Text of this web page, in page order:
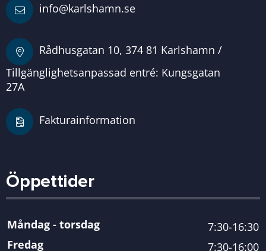
info@karlshamn.se
Rådhusgatan 10, 374 81 Karlshamn /
Tillgänglighetsanpassad entré: Kungsgatan
27A
Fakturainformation
Öppettider
Måndag - torsdag
7:30-16:30
Fredag
7:30-16:00